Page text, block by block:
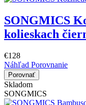
SONGMICS
kolieskach
€128
Náhľad Porovnanie
Porovnať
Skladom
SONGMICS